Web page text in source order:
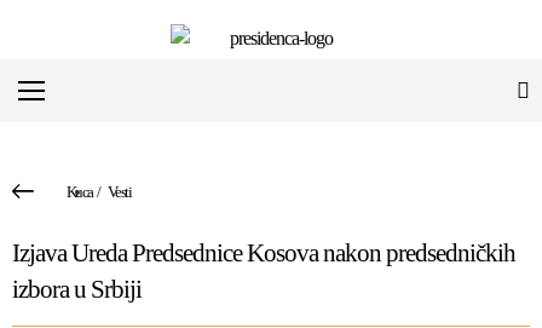
Kuca/ Vesti
Izjava Ureda Predsednice Kosova nakon predsedničkih
izbora u Srbiji